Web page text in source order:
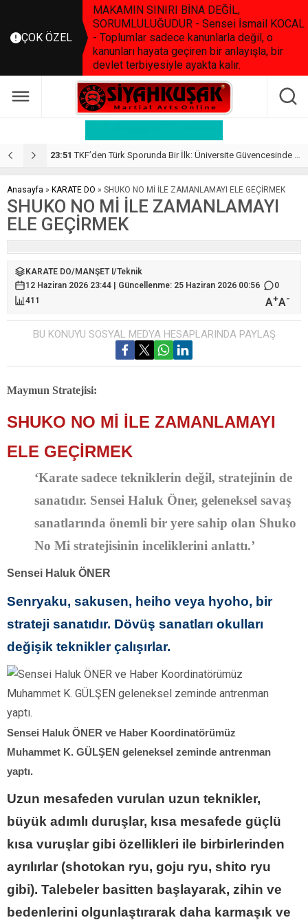
ÇOK ÖZEL
MAKAMIN SINIRI BİNA DEĞİL,
SORUMLULUĞUDUR - Sensei İsmail KOCAL
- Toplumlar sadece kanunlarla değil, o
kanunları hayata geçiren bir anlayışla, bir
devlet terbiyesiyle ayakta kalır.
Başlıyor… 21:48 Samsun, Muaythai Dostluk Turnuvasına Ev Sahipliği Yapacak
Anasayfa » KARATE DO » SHUKO NO Mİ İLE ZAMANLAMAYI ELE GEÇİRMEK
SHUKO NO Mİ İLE ZAMANLAMAYI
ELE GEÇİRMEK
KARATE DO/MANŞET I/Teknik
12 Haziran 2026 23:44 | Güncellenme: 25 Haziran 2026 00:56
0
411
A+A-
BU KONUYU SOSYAL MEDYA HESAPLARINDA PAYLAŞ
Maymun Stratejisi:
SHUKO NO Mİ İLE ZAMANLAMAYI
ELE GEÇİRMEK
‘Karate sadece tekniklerin değil, stratejinin de
sanatıdır. Sensei Haluk Öner, geleneksel savaş
sanatlarında önemli bir yere sahip olan Shuko
No Mi stratejisinin inceliklerini anlattı.’
Sensei Haluk ÖNER
Senryaku, sakusen, heiho veya hyoho, bir
strateji sanatıdır. Dövüş sanatları okulları
değişik teknikler çalışırlar.
Sensei Haluk ÖNER ve Haber Koordinatörümüz
Muhammet K. GÜLŞEN geleneksel zeminde antrenman
yaptı.
Uzun mesafeden vurulan uzun teknikler,
büyük adımlı duruşlar, kısa mesafede güçlü
kısa vuruşlar gibi özellikleri ile birbirlerinden
ayrılırlar (shotokan ryu, goju ryu, shito ryu
gibi). Talebeler basitten başlayarak, zihin ve
bedenlerini olgunlaştırarak daha karmaşık ve